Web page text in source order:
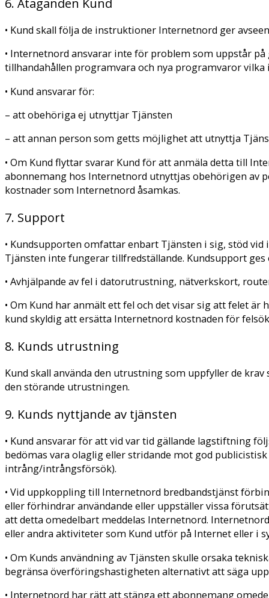
6. Åtaganden Kund
• Kund skall följa de instruktioner Internetnord ger
• Internetnord ansvarar inte för problem som uppstår
tillhandahållen programvara och nya programvaror vilka
• Kund ansvarar för:
– att obehöriga ej utnyttjar Tjänsten
– att annan person som getts möjlighet att utnyttja
• Om Kund flyttar svarar Kund för att anmäla detta till
abonnemang hos Internetnord utnyttjas obehörigen av
kostnader som Internetnord åsamkas.
7. Support
• Kundsupporten omfattar enbart Tjänsten i sig, stöd
Tjänsten inte fungerar tillfredställande. Kundsupport
• Avhjälpande av fel i datorutrustning, nätverkskort,
• Om Kund har anmält ett fel och det visar sig att felet
kund skyldig att ersätta Internetnord kostnaden för
8. Kunds utrustning
Kund skall använda den utrustning som uppfyller de
den störande utrustningen.
9. Kunds nyttjande av tjänsten
• Kund ansvarar för att vid var tid gällande lagstiftning
bedömas vara olaglig eller stridande mot god
intrång/intrångsförsök).
• Vid uppkoppling till Internetnord bredbandstjänst
eller förhindrar användande eller uppställer vissa
att detta omedelbart meddelas Internetnord.
eller andra aktiviteter som Kund utför på Internet eller i
• Om Kunds användning av Tjänsten skulle orsaka
begränsa överföringshastigheten alternativt att säga
• Internetnord har rätt att stänga ett abonnemang